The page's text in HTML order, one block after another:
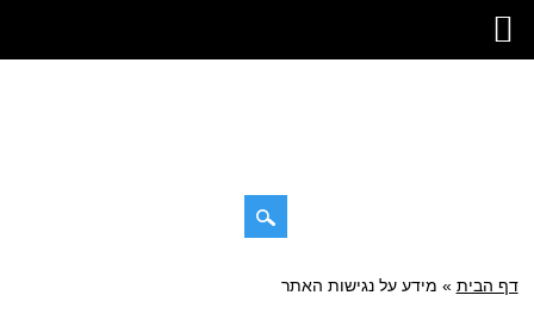
תפריט ראשי
דילוג
דף הבית » מידע על נגישות האתר